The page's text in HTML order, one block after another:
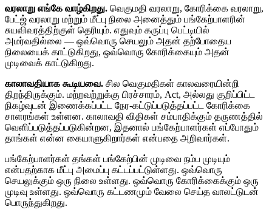
வரலாறு எங்கே வாழ்கிறது. வெகுமதி வரலாறு, கோரிக்கை வரலாறு,
பேட்ஜ் வரலாறு மற்றும் மீட்பு நிலை அனைத்தும் பங்கேற்பாளரின்
சுயவிவரத்திற்குள் தெரியும். எதுவும் கருப்பு பெட்டியில்
அமர்வதில்லை — ஒவ்வொரு செயலும் அதன் தற்போதைய
நிலையைக் காட்டுகிறது, ஒவ்வொரு கோரிக்கையும் அதன்
முடிவைக் காட்டுகிறது.
காலாவதியாக கூடியவை. சில வெகுமதிகள் காலவரையின்றி
திறந்திருக்கும். மற்றவற்றுக்கு பிரச்சாரம், Act, அல்லது குறிப்பிட்ட
நிகழ்வுடன் இணைக்கப்பட்ட நேர-கட்டுப்படுத்தப்பட்ட கோரிக்கை
சாளரங்கள் உள்ளன. காலாவதி விதிகள் சம்பாதிக்கும் தருணத்தில்
வெளிப்படுத்தப்படுகின்றன, இதனால் பங்கேற்பாளர்கள் எப்போதும்
தாங்கள் என்ன கையாளுகிறார்கள் என்பதை அறிவார்கள்.
பங்கேற்பாளர்கள் தங்கள் பங்கேற்பின் முடிவை நம்ப முடியும்
என்பதற்காக மீட்பு அமைப்பு கட்டப்பட்டுள்ளது. ஒவ்வொரு
செயலுக்கும் ஒரு நிலை உள்ளது. ஒவ்வொரு கோரிக்கைக்கும் ஒரு
முடிவு உள்ளது. ஒவ்வொரு கட்டணமும் வேலை செய்த வாலட்டுடன்
பொருந்துகிறது.